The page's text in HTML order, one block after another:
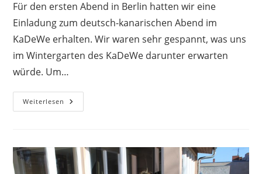
Für den ersten Abend in Berlin hatten wir eine
Einladung zum deutsch-kanarischen Abend im
KaDeWe erhalten. Wir waren sehr gespannt, was uns
im Wintergarten des KaDeWe darunter erwarten
würde. Um…
Weiterlesen Deutsch-
Kanarischer
Der
ITB